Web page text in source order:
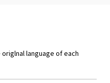
language of each